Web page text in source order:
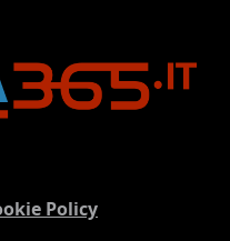
Policy